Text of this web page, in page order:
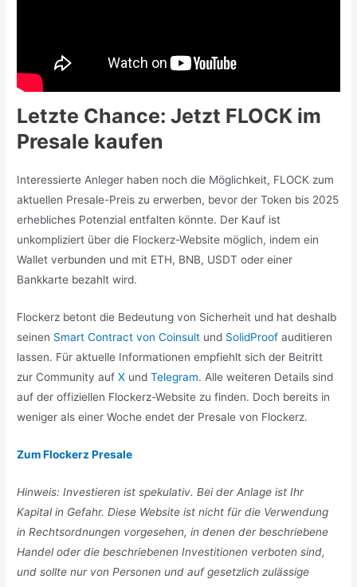
Letzte Chance: Jetzt FLOCK im
Presale kaufen
Interessierte Anleger haben noch die Möglichkeit, FLOCK zum
aktuellen Presale-Preis zu erwerben, bevor der Token bis 2025
erhebliches Potenzial entfalten könnte. Der Kauf ist
unkompliziert über die Flockerz-Website möglich, indem ein
Wallet verbunden und mit ETH, BNB, USDT oder einer
Bankkarte bezahlt wird.
Flockerz betont die Bedeutung von Sicherheit und hat deshalb
seinen Smart Contract von Coinsult und SolidProofauditieren
lassen. Für aktuelle Informationen empfiehlt sich der Beitritt
zur Community aufX undTelegram. Alle weiteren Details sind
auf der offiziellen Flockerz-Website zu finden. Doch bereits in
weniger als einer Woche endet der Presale von Flockerz.
Zum Flockerz Presale
Hinweis: Investieren ist spekulativ. Bei der Anlage ist Ihr
Kapital in Gefahr. Diese Website ist nicht für die Verwendung
in Rechtsordnungen vorgesehen, in denen der beschriebene
Handel oder die beschriebenen Investitionen verboten sind,
und sollte nur von Personen und auf gesetzlich zulässige